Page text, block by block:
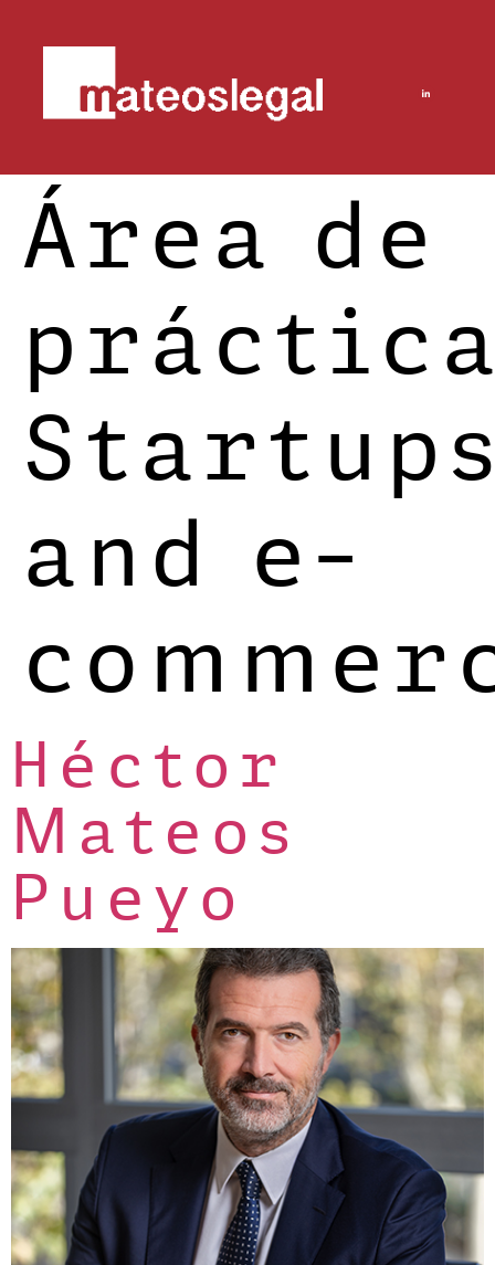
Área de
and e-
Héctor
Mateos
Pueyo